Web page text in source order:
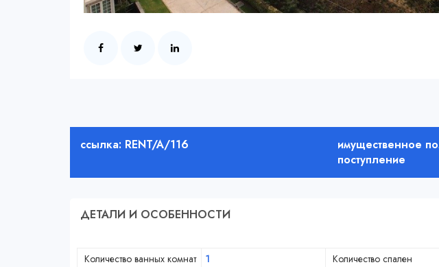
ссылка: RENT/A/116
имущественное
поступление
ДЕТАЛИ И ОСОБЕННОСТИ
Количество ванных комнат 1 Количество спален